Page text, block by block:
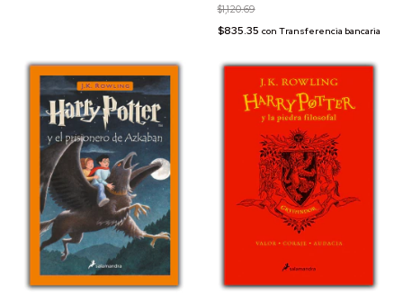
$1,120.69
$835.35 con Transferencia bancaria